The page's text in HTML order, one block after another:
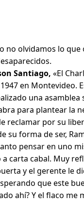
no olvidamos lo
Santiago, «El
en Montevideo.
una
para plantear la
reclamar por su
su forma de ser,
pensar en uno
carta cabal. Muy
y el gerente le
que este
ahí? Y el flaco me